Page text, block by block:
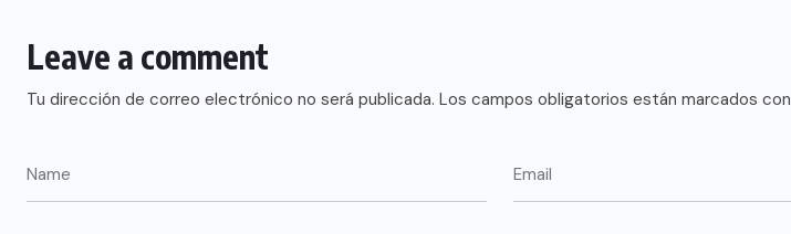
Leave a comment
Tu dirección de correo electrónico no será publicada. Los campos obligatorios están marcados con